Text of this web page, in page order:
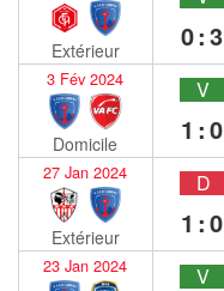
Extérieur 0:3
3 Fév 2024
Domicile
V
1:0
27 Jan 2024
Extérieur
D
1:0
23 Jan 2024 V